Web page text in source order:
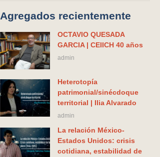
Agregados recientemente
OCTAVIO QUESADA
GARCIA | CEIICH 40 años
admin
Heterotopía
patrimonial/sinécdoque
territorial | Ilia Alvarado
admin
La relación México-
Estados Unidos: crisis
cotidiana, estabilidad de